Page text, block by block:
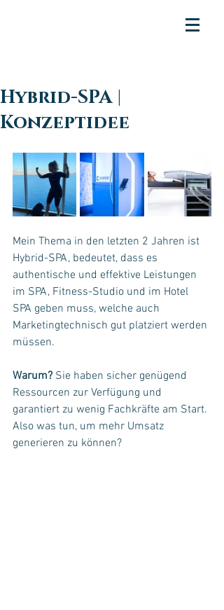
Hybrid-SPA |
Konzeptidee
Mein Thema in den letzten 2 Jahren ist
Hybrid-SPA, bedeutet, dass es
authentische und effektive Leistungen
im SPA, Fitness-Studio und im Hotel
SPA geben muss, welche auch
Marketingtechnisch gut platziert werden
müssen.
Warum? Sie haben sicher genügend
Ressourcen zur Verfügung und
garantiert zu wenig Fachkräfte am Start.
Also was tun, um mehr Umsatz
generieren zu können?